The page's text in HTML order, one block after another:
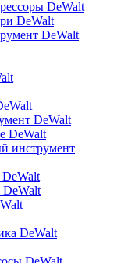
DeWalt
DeWalt
DeWalt
DeWalt
DeWalt
инструмент
DeWalt